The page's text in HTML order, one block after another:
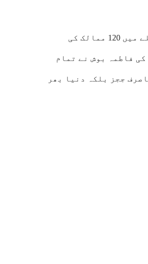
تھائی لینڈ میں ہونے والے مس یونیورس 2025 کے مقابلے میں 120 ممالک کی
فاطمہ بوش نے تمام
ججز بلکہ دنیا بھر
40°C 39°C